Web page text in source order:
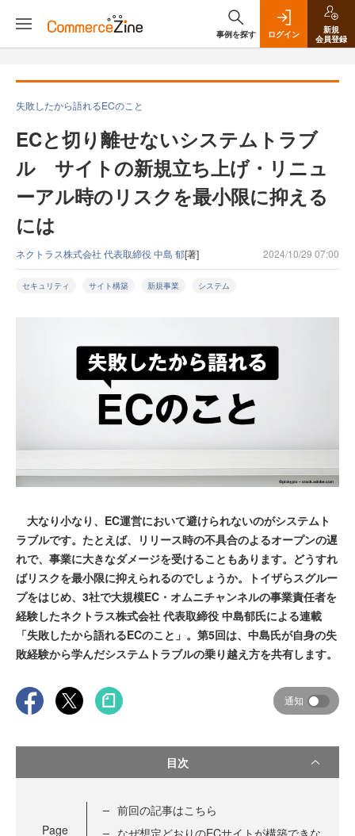
事例を探す ログイン
新規
会員登録
失敗したから語れるECのこと
ECと切り離せないシステムトラブ
ル サイトの新規立ち上げ・リニュ
ーアル時のリスクを最小限に抑える
には
ネクトラス株式会社 代表取締役 中島 郁[著] 2024/10/29 07:00
セキュリティ サイト構築 新規事業 システム
大なり小なり、EC運営において避けられないのがシステムト
ラブルです。たとえば、リリース時の不具合のよるオープンの遅
れで、事業に大きなダメージを受けることもあります。どうすれ
ばリスクを最小限に抑えられるのでしょうか。トイザらスグルー
プをはじめ、3社で大規模EC・オムニチャンネルの事業責任者を
経験したネクトラス株式会社 代表取締役 中島郁氏による連載
「失敗したから語れるECのこと」。第5回は、中島氏が自身の失
敗経験から学んだシステムトラブルの乗り越え方を共有します。
通知
目次
Page
前回の記事はこちら